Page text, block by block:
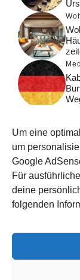
Um eine
um
Google
Für
deine
folgenden